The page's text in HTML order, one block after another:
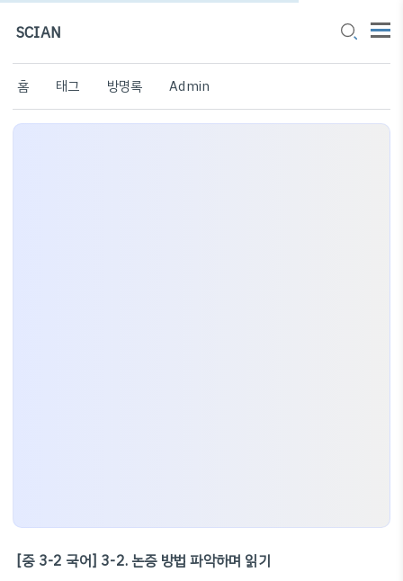
SCIAN
홈 태그 방명록 Admin
[중 3-2 국어] 3-2. 논증 방법 파악하며 읽기